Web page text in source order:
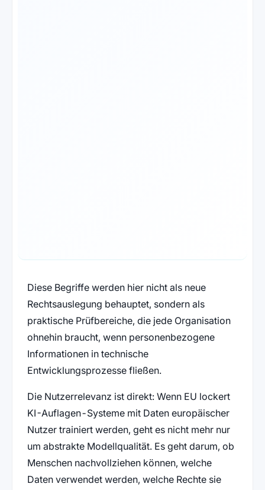
Diese Begriffe werden hier nicht als neue
Rechtsauslegung behauptet, sondern als
praktische Prüfbereiche, die jede Organisation
ohnehin braucht, wenn personenbezogene
Informationen in technische
Entwicklungsprozesse fließen.
Die Nutzerrelevanz ist direkt: Wenn EU lockert
KI-Auflagen-Systeme mit Daten europäischer
Nutzer trainiert werden, geht es nicht mehr nur
um abstrakte Modellqualität. Es geht darum, ob
Menschen nachvollziehen können, welche
Daten verwendet werden, welche Rechte sie